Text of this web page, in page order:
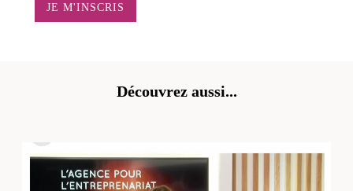
Découvrez aussi...